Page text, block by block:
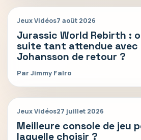
Jeux Vidéos7 août 2026
Jurassic World Rebirth :
suite tant attendue avec
Johansson de retour ?
Par Jimmy Falro
Jeux Vidéos27 juillet 2026
Meilleure console de jeu
laquelle choisir ?